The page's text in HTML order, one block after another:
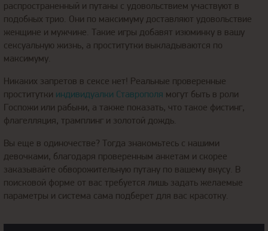
распространенный и путаны с удовольствием участвуют в
подобных трио. Они по максимуму доставляют удовольствие
женщине и мужчине. Такие игры добавят изюминку в вашу
сексуальную жизнь, а проститутки выкладываются по
максимуму.
Никаких запретов в сексе нет! Реальные проверенные
проститутки индивидуалки Ставрополя могут быть в роли
Госпожи или рабыни, а также показать, что такое фистинг,
флагелляция, трамплинг и золотой дождь.
Вы еще в одиночестве? Тогда знакомьтесь с нашими
девочками, благодаря проверенным анкетам и скорее
заказывайте обворожительную путану по вашему вкусу. В
поисковой форме от вас требуется лишь задать желаемые
параметры и система сама подберет для вас красотку.